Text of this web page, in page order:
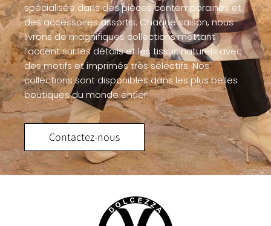
spécialisée dans des pièces contemporaines et
des accessoires assortis. Chaque saison, nous
livrons de magnifiques collections mettant
l’accent sur les détails et les tissus naturels avec
des motifs et imprimés très sélectifs. Nos
collections sont disponibles dans les plus belles
boutiques du monde entier.
Contactez-nous